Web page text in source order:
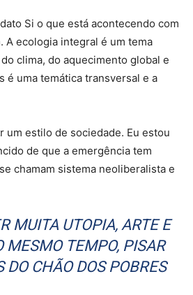
Si o que está acontecendo com
A ecologia integral é um tema
clima, do aquecimento global e
é uma temática transversal e a
um estilo de sociedade. Eu estou
de que a emergência tem
chamam sistema neoliberalista e
MUITA UTOPIA, ARTE E
MESMO TEMPO, PISAR
DO CHÃO DOS POBRES